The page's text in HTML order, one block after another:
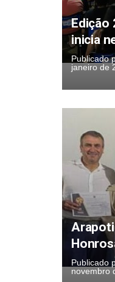
Edição
inicia
Publicado
janeiro de
Publicado
novembro